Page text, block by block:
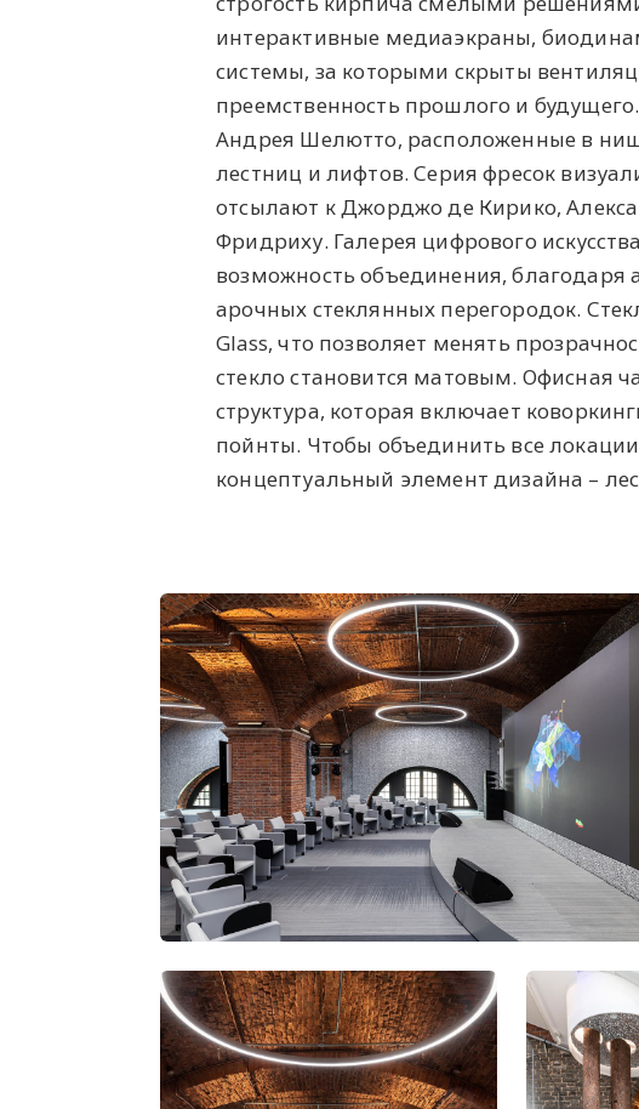
интерактивные медиаэкраны,
системы, за которыми скрыты
преемственность прошлого и
Андрея Шелютто, расположенные в
лестниц и лифтов. Серия фресок
отсылают к Джорджо де Кирико,
Фридриху. Галерея цифрового
возможность объединения, благодаря
арочных стеклянных перегородок.
Glass, что позволяет менять
стекло становится матовым. Офисная
структура, которая включает
пойнты. Чтобы объединить все
концептуальный элемент дизайна –